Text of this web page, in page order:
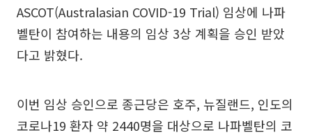
ASCOT(Australasian COVID-19 Trial) 임상에 나파
벨탄이 참여하는 내용의 임상 3상 계획을 승인 받았
다고 밝혔다.
이번 임상 승인으로 종근당은 호주, 뉴질랜드, 인도의
코로나19 환자 약 2440명을 대상으로 나파벨탄의 코